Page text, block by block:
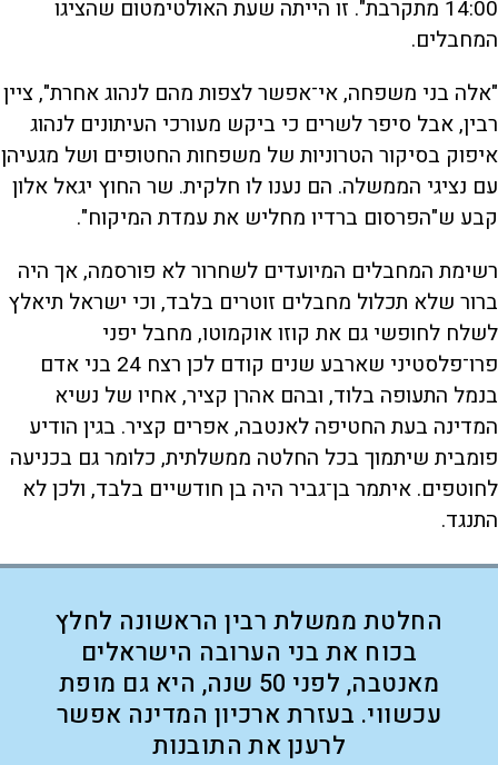
14:00 מתקרבת". זו הייתה שעת האולטימטום שהציגו
המחבלים.
"אלה בני משפחה, אי־אפשר לצפות מהם לנהוג אחרת", ציין
רבין, אבל סיפר לשרים כי ביקש מעורכי העיתונים לנהוג
איפוק בסיקור הטרוניות של משפחות החטופים ושל מגעיהן
עם נציגי הממשלה. הם נענו לו חלקית. שר החוץ יגאל אלון
קבע ש"הפרסום ברדיו מחליש את עמדת המיקוח".
רשימת המחבלים המיועדים לשחרור לא פורסמה, אך היה
ברור שלא תכלול מחבלים זוטרים בלבד, וכי ישראל תיאלץ
לשלח לחופשי גם את קוזו אוקמוטו, מחבל יפני
פרו־פלסטיני שארבע שנים קודם לכן רצח 24 בני אדם
בנמל התעופה בלוד, ובהם אהרן קציר, אחיו של נשיא
המדינה בעת החטיפה לאנטבה, אפרים קציר. בגין הודיע
פומבית שיתמוך בכל החלטה ממשלתית, כלומר גם בכניעה
לחוטפים. איתמר בן־גביר היה בן חודשיים בלבד, ולכן לא
התנגד.
החלטת ממשלת רבין הראשונה לחלץ
בכוח את בני הערובה הישראלים
מאנטבה, לפני 50 שנה, היא גם מופת
עכשווי. בעזרת ארכיון המדינה אפשר
לרענן את התובנות